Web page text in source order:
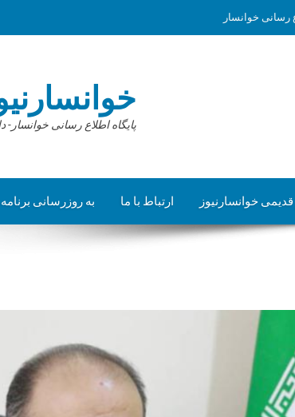
رسانی خوانسار
پایگاه اطلاع رسانی
خوانسارنیوز ارتباط با ما به روزرسانی